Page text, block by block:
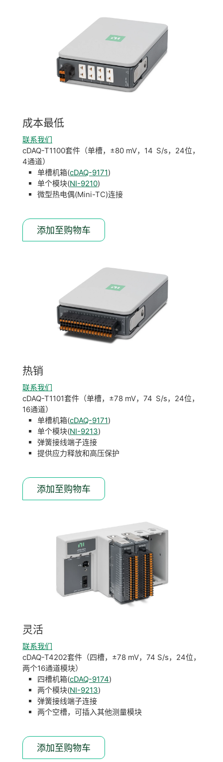
成本最低
联系我们
cDAQ-T1100套件（单槽，±80 mV，14 S/s，24位，
4通道）
单槽机箱(cDAQ-9171)
单个模块(NI-9210)
微型热电偶(Mini-TC)连接
添加至购物车
热销
联系我们
cDAQ-T1101套件（单槽，±78 mV，74 S/s，24位，
16通道）
单槽机箱(cDAQ-9171)
单个模块(NI-9213)
弹簧接线端子连接
提供应力释放和高压保护
添加至购物车
灵活
联系我们
cDAQ-T4202套件（四槽，±78 mV，74 S/s，24位，
两个16通道模块）
四槽机箱(cDAQ-9174)
两个模块(NI-9213)
弹簧接线端子连接
两个空槽，可插入其他测量模块
添加至购物车